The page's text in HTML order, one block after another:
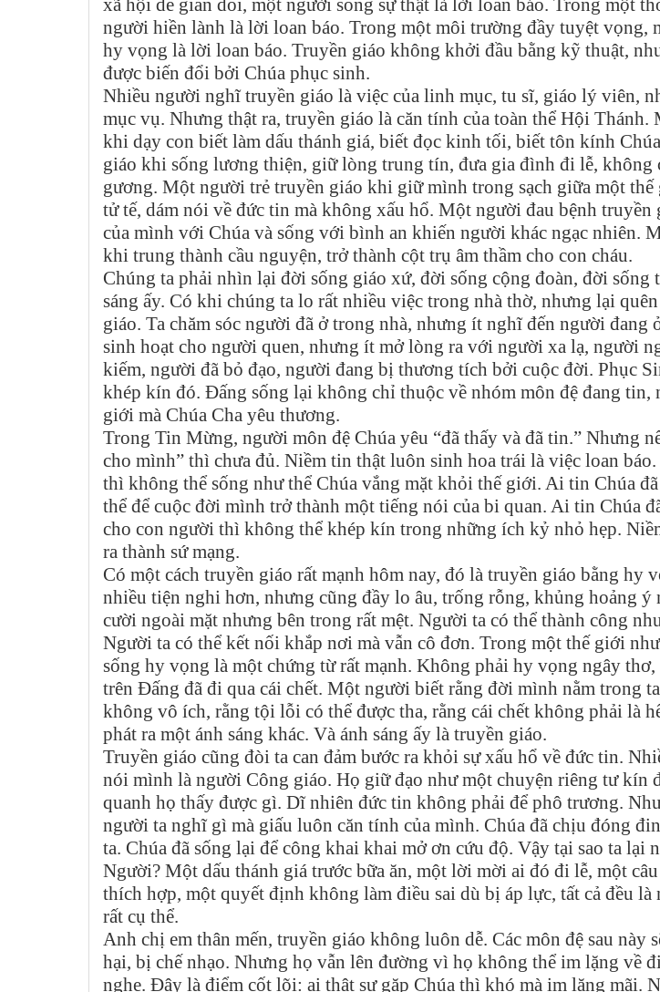
người hiền lành là lời loan báo. Trong một môi trường đầy tuyệt vọng,
hy vọng là lời loan báo. Truyền giáo không khởi đầu bằng kỹ thuật,
được biến đổi bởi Chúa phục sinh.
Nhiều người nghĩ truyền giáo là việc của linh mục, tu sĩ, giáo lý viên,
mục vụ. Nhưng thật ra, truyền giáo là căn tính của toàn thể Hội
khi dạy con biết làm dấu thánh giá, biết đọc kinh tối, biết tôn kính
giáo khi sống lương thiện, giữ lòng trung tín, đưa gia đình đi lễ, không
gương. Một người trẻ truyền giáo khi giữ mình trong sạch giữa một thế
tử tế, dám nói về đức tin mà không xấu hổ. Một người đau bệnh
của mình với Chúa và sống với bình an khiến người khác ngạc nhiên.
khi trung thành cầu nguyện, trở thành cột trụ âm thầm cho con cháu.
Chúng ta phải nhìn lại đời sống giáo xứ, đời sống cộng đoàn, đời sống
sáng ấy. Có khi chúng ta lo rất nhiều việc trong nhà thờ, nhưng lại
giáo. Ta chăm sóc người đã ở trong nhà, nhưng ít nghĩ đến người đang
sinh hoạt cho người quen, nhưng ít mở lòng ra với người xa lạ, người
kiếm, người đã bỏ đạo, người đang bị thương tích bởi cuộc đời. Phục
khép kín đó. Đấng sống lại không chỉ thuộc về nhóm môn đệ đang tin,
giới mà Chúa Cha yêu thương.
Trong Tin Mừng, người môn đệ Chúa yêu “đã thấy và đã tin.” Nhưng
cho mình” thì chưa đủ. Niềm tin thật luôn sinh hoa trái là việc loan
thì không thể sống như thể Chúa vắng mặt khỏi thế giới. Ai tin Chúa
thể để cuộc đời mình trở thành một tiếng nói của bi quan. Ai tin Chúa
cho con người thì không thể khép kín trong những ích kỷ nhỏ hẹp.
ra thành sứ mạng.
Có một cách truyền giáo rất mạnh hôm nay, đó là truyền giáo bằng hy
nhiều tiện nghi hơn, nhưng cũng đầy lo âu, trống rỗng, khủng hoảng ý
cười ngoài mặt nhưng bên trong rất mệt. Người ta có thể thành công
Người ta có thể kết nối khắp nơi mà vẫn cô đơn. Trong một thế giới
sống hy vọng là một chứng từ rất mạnh. Không phải hy vọng ngây
trên Đấng đã đi qua cái chết. Một người biết rằng đời mình nằm trong
không vô ích, rằng tội lỗi có thể được tha, rằng cái chết không phải là
phát ra một ánh sáng khác. Và ánh sáng ấy là truyền giáo.
Truyền giáo cũng đòi ta can đảm bước ra khỏi sự xấu hổ về đức tin.
nói mình là người Công giáo. Họ giữ đạo như một chuyện riêng tư kín
quanh họ thấy được gì. Dĩ nhiên đức tin không phải để phô trương.
người ta nghĩ gì mà giấu luôn căn tính của mình. Chúa đã chịu đóng
ta. Chúa đã sống lại để công khai khai mở ơn cứu độ. Vậy tại sao ta lại
Người? Một dấu thánh giá trước bữa ăn, một lời mời ai đó đi lễ, một
thích hợp, một quyết định không làm điều sai dù bị áp lực, tất cả đều
rất cụ thể.
Anh chị em thân mến, truyền giáo không luôn dễ. Các môn đệ sau này
hại, bị chế nhạo. Nhưng họ vẫn lên đường vì họ không thể im lặng về
nghe. Đây là điểm cốt lõi: ai thật sự gặp Chúa thì khó mà im lặng mãi.